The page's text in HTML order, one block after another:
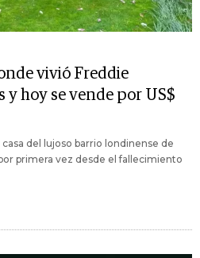
vivió Freddie
hoy se vende por US$
del lujoso barrio londinense de
primera vez desde el fallecimiento